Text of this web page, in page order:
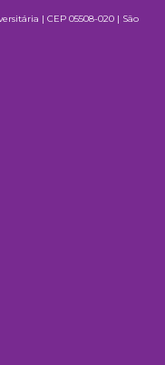
| CEP 05508-020 | São